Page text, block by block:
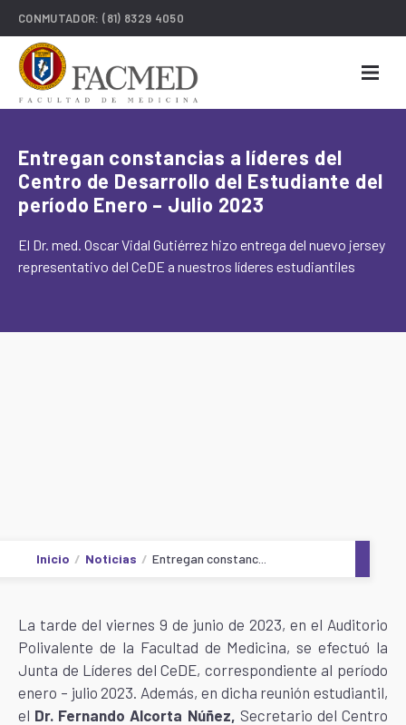
CONMUTADOR:(81) 8329 4050
Entregan constancias a líderes del
Centro de Desarrollo del Estudiante del
período Enero – Julio 2023
El Dr. med. Oscar Vidal Gutiérrez hizo entrega del nuevo jersey
representativo del CeDE a nuestros líderes estudiantiles
Inicio Noticias Entregan constanc...
La tarde del viernes 9 de junio de 2023, en el Auditorio
Polivalente de la Facultad de Medicina, se efectuó la
Junta de Líderes del CeDE, correspondiente al período
enero – julio 2023. Además, en dicha reunión estudiantil,
el Dr. Fernando Alcorta Núñez, Secretario del Centro